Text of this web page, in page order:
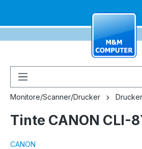
Monitore/Scanner/Drucker Drucker
Tinte CANON CLI-
CANON